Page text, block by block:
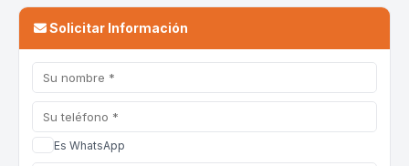
Solicitar Información
Es WhatsApp